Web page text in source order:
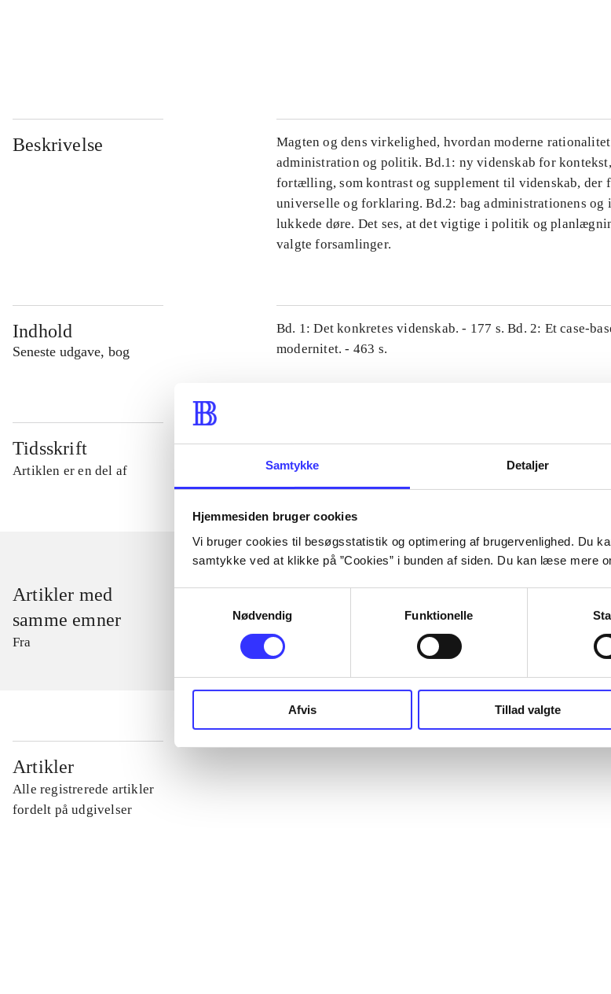
Samtykke Detaljer
Hjemmesiden bruger cookies
Vi bruger cookies til besøgsstatistik og optimering af brugervenlighed. Du
samtykke ved at klikke på ”Cookies” i bunden af siden. Du kan læse mere
Nødvendig
Funktionelle
Afvis Tillad valgte
Beskrivelse
Magten og dens virkelighed, hvordan moderne
administration og politik. Bd.1: ny videnskab for
fortælling, som kontrast og supplement til videnskab, der
universelle og forklaring. Bd.2: bag administrationens og
lukkede døre. Det ses, at det vigtige i politik og
valgte forsamlinger.
Indhold
Seneste udgave, bog
Bd. 1: Det konkretes videnskab. - 177 s. Bd. 2: Et case-
modernitet. - 463 s.
Tidsskrift
Artiklen er en del af
Artikler med
samme emner
Fra
Artikler
Alle registrerede artikler
fordelt på udgivelser